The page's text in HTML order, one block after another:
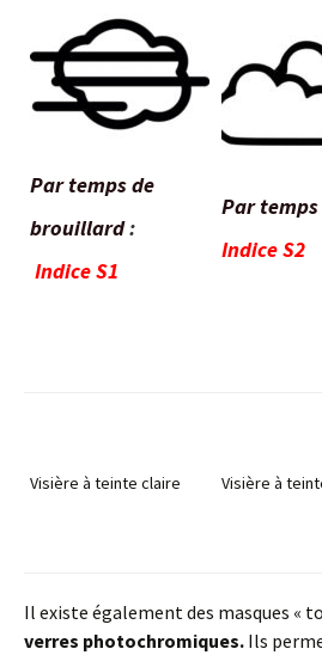
Par temps de
brouillard:
Indice S1
Par
Indice S2
Visière à teinte claire Visière à
Il existe également des masques «
verres photochromiques. Ils